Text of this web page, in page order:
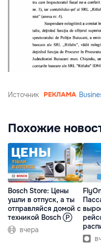
Источник
Похожие
Bosch Store: Цены
ушли в отпуск, а ты
отправляйся домой с
техникой Bosch Ⓟ
вчера